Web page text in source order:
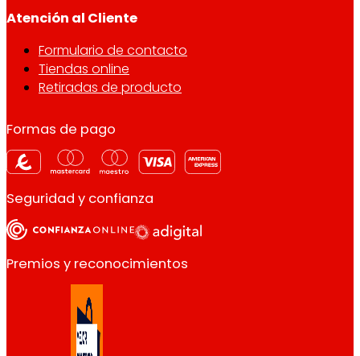
Atención al Cliente
Formulario de contacto
Tiendas online
Retiradas de producto
Formas de pago
Seguridad y confianza
Premios y reconocimientos